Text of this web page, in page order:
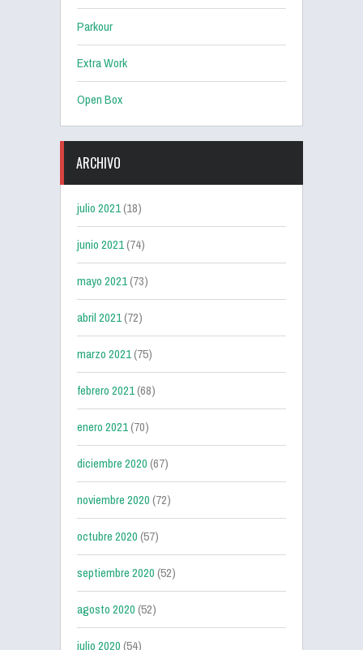
Parkour
Extra Work
Open Box
ARCHIVO
julio 2021(18)
junio 2021(74)
mayo 2021(73)
abril 2021(72)
marzo 2021(75)
febrero 2021(68)
enero 2021(70)
diciembre 2020(67)
noviembre 2020(72)
octubre 2020(57)
septiembre 2020(52)
agosto 2020(52)
julio 2020(54)